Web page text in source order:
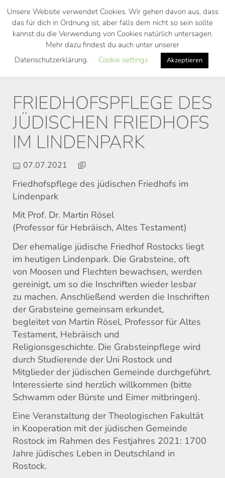
Skip
main
FRIEDHOFSPFLEGE DES
JÜDISCHEN FRIEDHOFS
IM LINDENPARK
07.07.2021
Friedhofspflege des jüdischen Friedhofs im
Lindenpark
Mit Prof. Dr. Martin Rösel
(Professor für Hebräisch, Altes Testament)
Der ehemalige jüdische Friedhof Rostocks liegt
im heutigen Lindenpark. Die Grabsteine, oft
von Moosen und Flechten bewachsen, werden
gereinigt, um so die Inschriften wieder lesbar
zu machen. Anschließend werden die Inschriften
der Grabsteine gemeinsam erkundet,
begleitet von Martin Rösel, Professor für Altes
Testament, Hebräisch und
Religionsgeschichte. Die Grabsteinpflege wird
durch Studierende der Uni Rostock und
Mitglieder der jüdischen Gemeinde durchgeführt.
Interessierte sind herzlich willkommen (bitte
Schwamm oder Bürste und Eimer mitbringen).
Eine Veranstaltung der Theologischen Fakultät
in Kooperation mit der jüdischen Gemeinde
Rostock im Rahmen des Festjahres 2021: 1700
Jahre jüdisches Leben in Deutschland in
Rostock.
Unsere Website verwendet Cookies. Wir gehen davon aus, dass
das für dich in Ordnung ist, aber falls dem nicht so sein sollte
kannst du die Verwendung von Cookies natürlich untersagen.
Mehr dazu findest du auch unter unserer
Datenschutzerklärung.
Cookie settings Akzeptieren